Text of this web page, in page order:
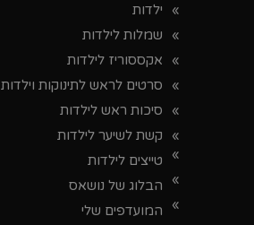
ילדות
שמלות לילדות
אקססוריז לילדות
סרטים לראש לתינוקות וילדות
סיכות ראש לילדות
קשת לשיער לילדות
טייצים לילדות
הבלוג של נושאס
המועדפים שלי